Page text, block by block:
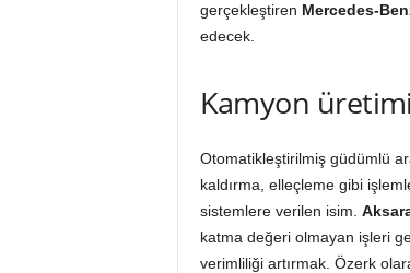
gerçekleştiren Mercedes-
edecek.
Kamyon
Otomatikleştirilmiş güdümlü
kaldırma, elleçleme gibi
sistemlere verilen isim.
katma değeri olmayan işleri
verimliliği artırmak. Özerk